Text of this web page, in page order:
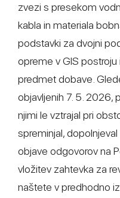
zvezi s presekom
kabla in materiala
podstavki za dvojni
opreme v GIS
predmet dobave.
objavljenih 7. 5. 2026,
njimi le vztrajal pri
spreminjal,
objave odgovorov na
vložitev zahtevka za
naštete v predhodno